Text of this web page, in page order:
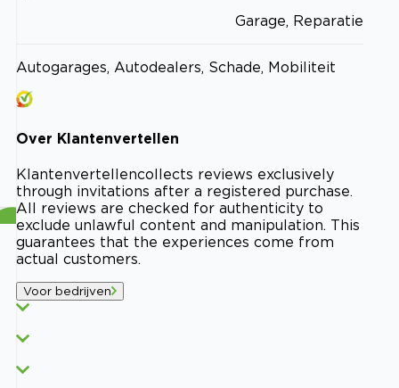
Garage, Reparatie
Autogarages, Autodealers, Schade, Mobiliteit
Over Klantenvertellen
Klantenvertellencollects reviews exclusively
through invitations after a registered purchase.
All reviews are checked for authenticity to
exclude unlawful content and manipulation. This
guarantees that the experiences come from
actual customers.
Voor bedrijven